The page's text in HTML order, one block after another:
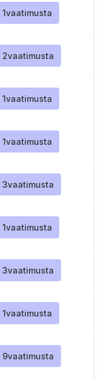
1vaatimusta
2vaatimusta
1vaatimusta
1vaatimusta
3vaatimusta
1vaatimusta
3vaatimusta
1vaatimusta
9vaatimusta